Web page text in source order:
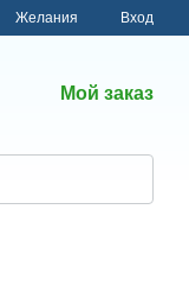
Желания Вход
Мой заказ